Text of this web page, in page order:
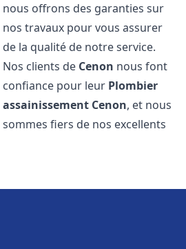
nous offrons des garanties sur
nos travaux pour vous assurer
de la qualité de notre service.
Nos clients de Cenon nous font
confiance pour leur Plombier
assainissement Cenon, et nous
sommes fiers de nos excellents